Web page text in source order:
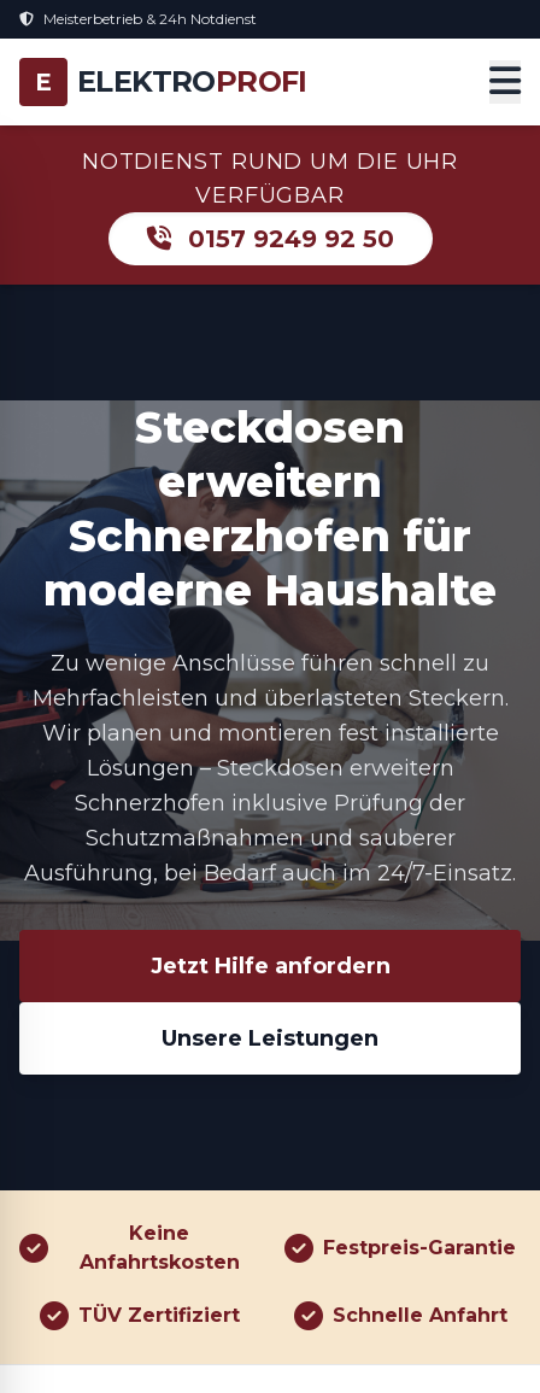
Meisterbetrieb & 24h Notdienst
E ELEKTROPROFI
NOTDIENST RUND UM DIE UHR
VERFÜGBAR
0157 9249 92 50
Steckdosen
erweitern
Schnerzhofen für
moderne Haushalte
Zu wenige Anschlüsse führen schnell zu
Mehrfachleisten und überlasteten Steckern.
Wir planen und montieren fest installierte
Lösungen – Steckdosen erweitern
Schnerzhofen inklusive Prüfung der
Schutzmaßnahmen und sauberer
Ausführung, bei Bedarf auch im 24/7-Einsatz.
Jetzt Hilfe anfordern
Unsere Leistungen
Keine
Anfahrtskosten
Festpreis-Garantie
TÜV Zertifiziert Schnelle Anfahrt